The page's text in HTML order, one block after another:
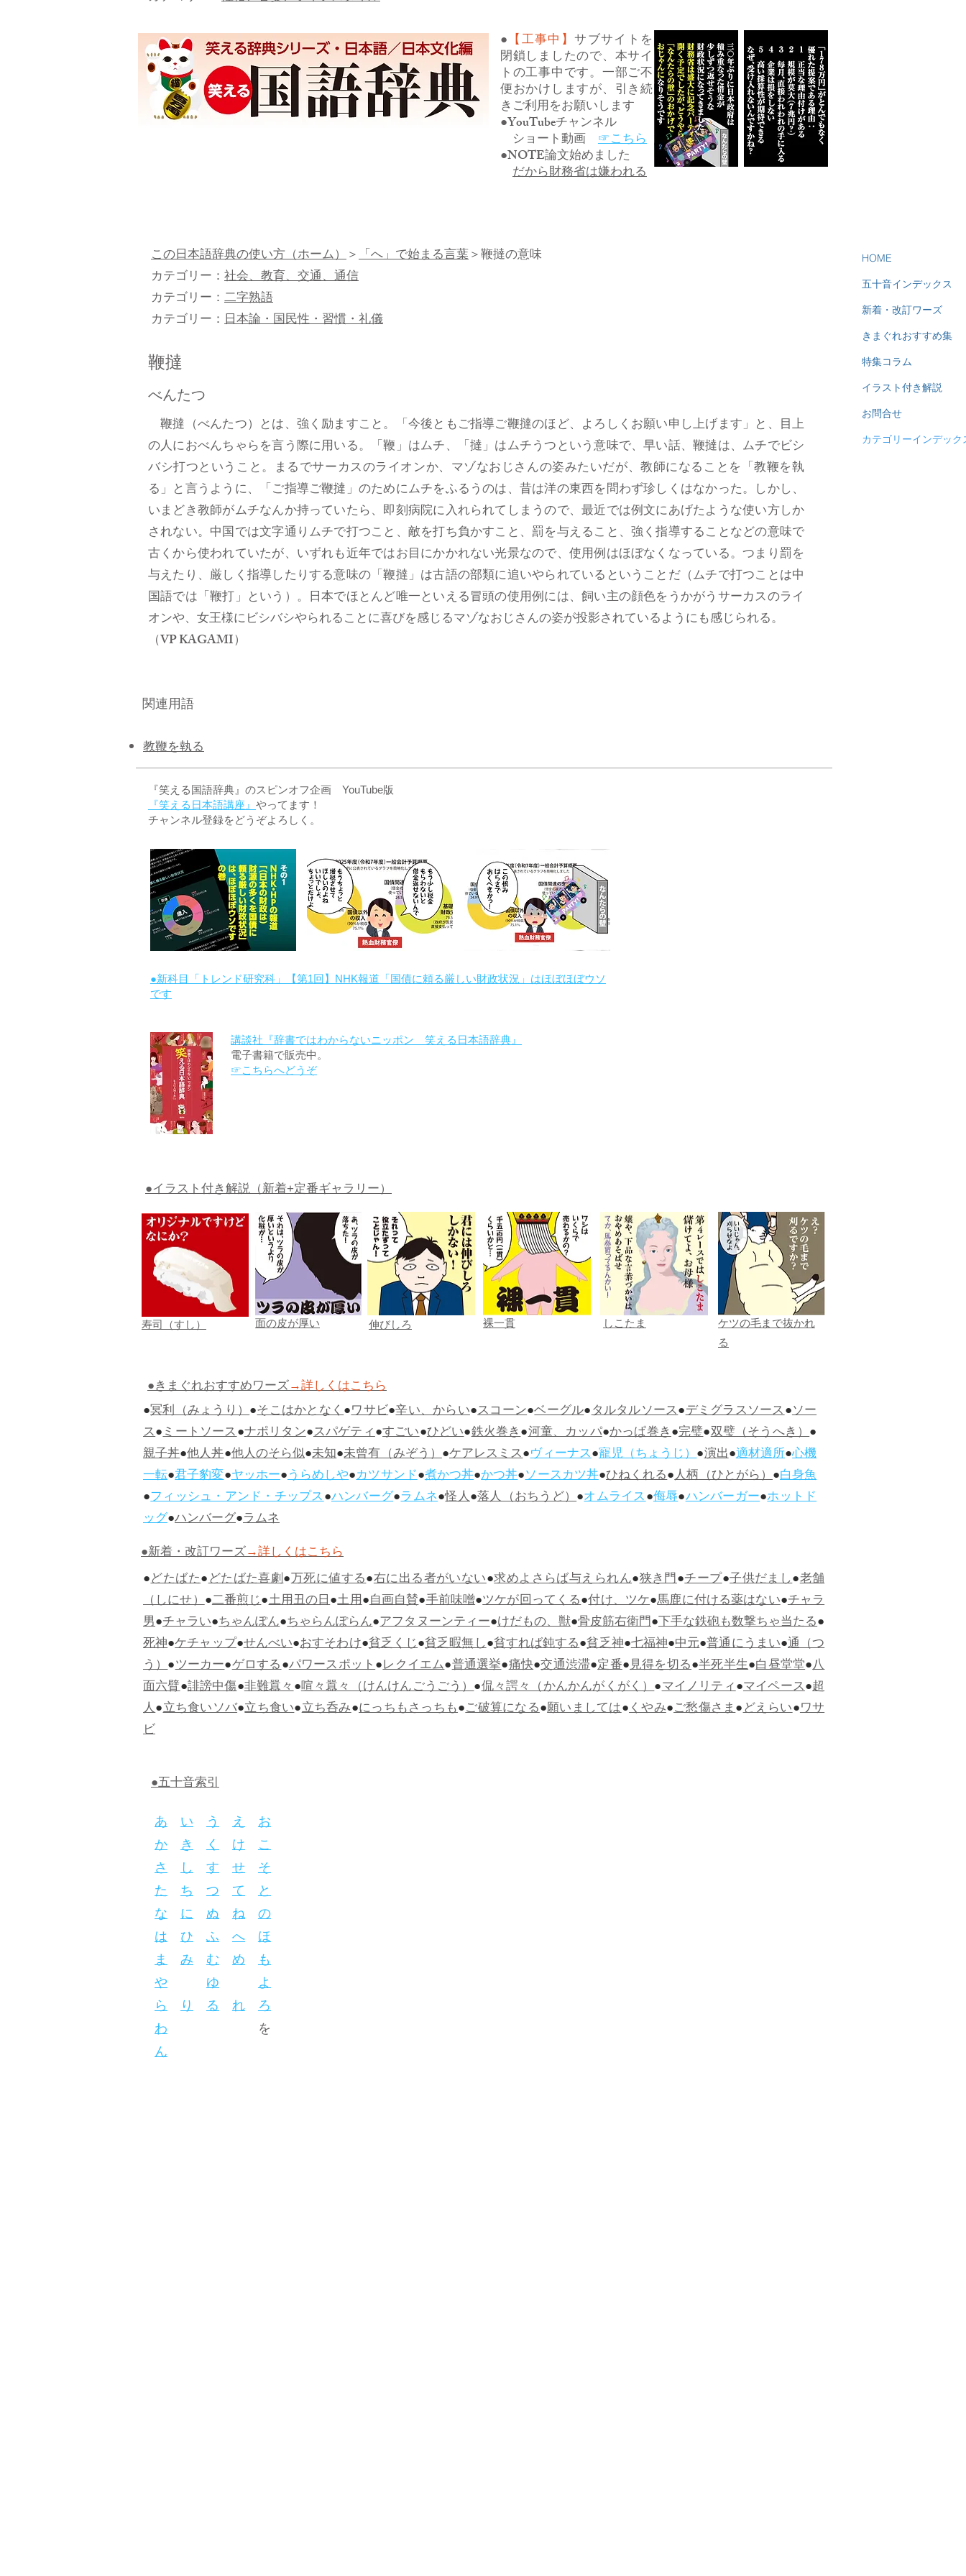
● 【工事中】サブサイトを
閉鎖しましたので、本サイ
トの工事中です。一部ご不
便おかけしますが、引き続
きご利用をお願いします
●YouTubeチャンネル
ショート動画 ☞こちら
●NOTE論文始めました
だから財務省は嫌われる
この日本語辞典の使い方（ホーム）＞「へ」で始まる言葉＞鞭撻の意味
カテゴリー： 社会、教育、交通、通信
カテゴリー： 二字熟語
カテゴリー： 日本論・国民性・習慣・礼儀
鞭撻
べんたつ
鞭撻（べんたつ）とは、強く励ますこと。「今後ともご指導ご鞭撻のほど、よろしくお願い申し上げます」と、目上
の人におべんちゃらを言う際に用いる。「鞭」はムチ、「撻」はムチうつという意味で、早い話、鞭撻は、ムチでビシ
バシ打つということ。まるでサーカスのライオンか、マゾなおじさんの姿みたいだが、教師になることを「教鞭を執
る」と言うように、「ご指導ご鞭撻」のためにムチをふるうのは、昔は洋の東西を問わず珍しくはなかった。しかし、
いまどき教師がムチなんか持っていたら、即刻病院に入れられてしまうので、最近では例文にあげたような使い方しか
されない。中国では文字通りムチで打つこと、敵を打ち負かすこと、罰を与えること、強く指導することなどの意味で
古くから使われていたが、いずれも近年ではお目にかかれない光景なので、使用例はほぼなくなっている。つまり罰を
与えたり、厳しく指導したりする意味の「鞭撻」は古語の部類に追いやられているということだ（ムチで打つことは中
国語では「鞭打」という）。日本でほとんど唯一といえる冒頭の使用例には、飼い主の顔色をうかがうサーカスのライ
オンや、女王様にビシバシやられることに喜びを感じるマゾなおじさんの姿が投影されているようにも感じられる。
（VP KAGAMI）
関連用語
​教鞭を執る
HOME
五十音インデックス
新着・改訂ワーズ
きまぐれおすすめ集
特集コラム
イラスト付き解説
お問合せ
カテゴリーインデック
『笑える国語辞典』のスピンオフ企画 YouTube版
『笑える日本語講座』 やってます！
チャンネル登録をどうぞよろしく。
●新科目「トレンド研究科」【第1回】NHK報道「国債に頼る厳しい財政状況」はほぼほぼウソ
です
講談社『辞書ではわからないニッポン 笑える日本語辞典』
電子書籍で販売中。
☞こちらへどうぞ
●イラスト付き解説（新着+定番ギャラリー）
寿司（すし） 面の皮が厚い 伸びしろ 裸一貫 しこたま
ケツの毛まで抜かれ
る
●きまぐれおすすめワーズ→詳しくはこちら
●冥利（みょうり）●そこはかとなく●ワサビ●辛い、からい●スコーン●ベーグル●タルタルソース●デミグラスソース●ソー
ス●ミートソース●ナポリタン●スパゲティ●すごい●ひどい●鉄火巻き●河童、カッパ●かっぱ巻き●完璧●双璧（そうへき）●
親子丼●他人丼●他人のそら似●未知●未曾有（みぞう）●ケアレスミス●ヴィーナス●寵児（ちょうじ）●演出●適材適所●心機
一転●君子豹変●ヤッホー●うらめしや●カツサンド●煮かつ丼●かつ丼●ソースカツ丼●ひねくれる●人柄（ひとがら）●白身魚
●フィッシュ・アンド・チップス●ハンバーグ●ラムネ●怪人●落人（おちうど）●オムライス●侮辱●ハンバーガー●ホットド
ッグ●ハンバーグ●ラムネ
●新着・改訂ワーズ→詳しくはこちら
●どたばた●どたばた喜劇●万死に値する●右に出る者がいない●求めよさらば与えられん●狭き門●チープ●子供だまし●老舗
（しにせ）●二番煎じ●土用丑の日●土用●自画自賛●手前味噌●ツケが回ってくる●付け、ツケ●馬鹿に付ける薬はない●チャラ
男●チャラい●ちゃんぽん●ちゃらんぽらん●アフタヌーンティー●けだもの、獣●骨皮筋右衛門●下手な鉄砲も数撃ちゃ当たる●
死神●ケチャップ●せんべい●おすそわけ●貧乏くじ●貧乏暇無し●貧すれば鈍する●貧乏神●七福神●中元●普通にうまい●通（つ
う）●ツーカー●ゲロする●パワースポット●レクイエム●普通選挙●痛快●交通渋滞●定番●見得を切る●半死半生●白昼堂堂●八
面六臂●誹謗中傷●非難囂々●喧々囂々（けんけんごうごう）●侃々諤々（かんかんがくがく）●マイノリティ●マイペース●超
人●立ち食いソバ●立ち食い●立ち呑み●にっちもさっちも●ご破算になる●願いましては●くやみ●ご愁傷さま●どえらい●ワサ
ビ
●五十音索引
あ い う え お
か き く け こ
さ し す せ そ
た ち つ て と
な に ぬ ね の
は ひ ふ へ ほ
ま み む め も
や
ゆ
よ
ら り る れ ろ
わ を
ん